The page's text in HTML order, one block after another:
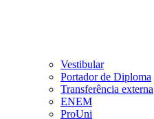
Vestibular
Portador de Diploma
Transferência externa
ENEM
ProUni